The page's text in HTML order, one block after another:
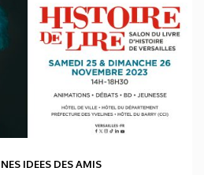
IDEES DES AMIS